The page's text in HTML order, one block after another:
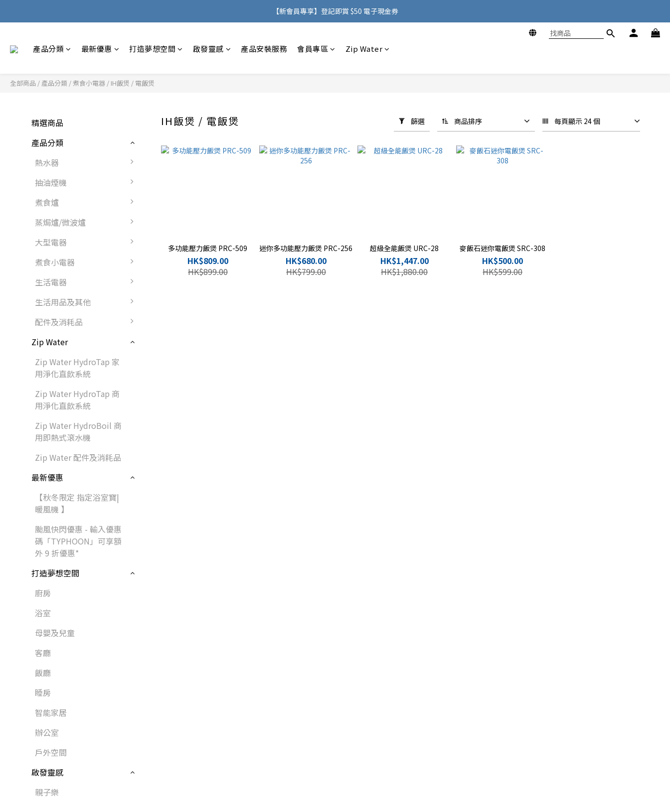
購物滿 HK$500，即可免費享用香港地區送貨服務
【新會員專享】登記即賞 $50 電子現金券
產品分類 最新優惠 打造夢想空間 啟發靈感 產品安裝服務 會員專區 Zip Water
全部商品 / 產品分類 /煮食小電器 / IH飯煲 / 電飯煲
精選商品
產品分類
熱水器
抽油煙機
煮食爐
蒸焗爐/微波爐
大型電器
煮食小電器
生活電器
生活用品及其他
配件及消耗品
Zip Water
Zip Water HydroTap 家
用淨化直飲系統
Zip Water HydroTap 商
用淨化直飲系統
Zip Water HydroBoil 商
用即熱式滾水機
Zip Water 配件及消耗品
最新優惠
【秋冬限定 指定浴室寶|
暖風機 】
颱風快閃優惠 - 輸入優惠
碼「TYPHOON」可享額
外 9 折優惠*
打造夢想空間
廚房
浴室
母嬰及兒童
客廳
飯廳
睡房
智能家居
辦公室
戶外空間
啟發靈感
親子樂
IH飯煲 / 電飯煲 篩選 商品排序 每頁顯示 24 個
多功能壓力飯煲 PRC-509
HK$809.00
HK$899.00
迷你多功能壓力飯煲 PRC-256
HK$680.00
HK$799.00
超級全能飯煲 URC-28
HK$1,447.00
HK$1,880.00
麥飯石迷你電飯煲 SRC-308
HK$500.00
HK$599.00